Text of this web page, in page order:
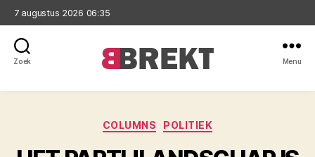
7 augustus 2026 06:35
Zoek Menu
Categorieën
COLUMNS POLITIEK